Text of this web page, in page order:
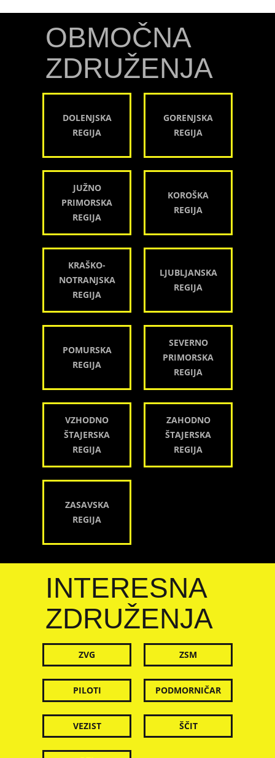
OBMOČNA
ZDRUŽENJA
DOLENJSKA
REGIJA
GORENJSKA
REGIJA
JUŽNO
PRIMORSKA
REGIJA
KOROŠKA
REGIJA
KRAŠKO-
NOTRANJSKA
REGIJA
LJUBLJANSKA
REGIJA
POMURSKA
REGIJA
SEVERNO
PRIMORSKA
REGIJA
VZHODNO
ŠTAJERSKA
REGIJA
ZAHODNO
ŠTAJERSKA
REGIJA
ZASAVSKA
REGIJA
INTERESNA
ZDRUŽENJA
ZVG ZSM
PILOTI PODMORNIČAR
VEZIST ŠČIT